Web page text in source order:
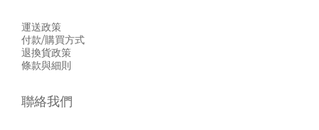
運送政策
付款/購買方式
退換貨政策
條款與細則
聯絡我們